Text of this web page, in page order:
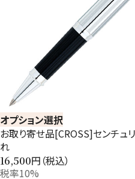
オプション選択
お取り寄せ品[CROSS]センチュ
れ
16,500円（税込）
税率10%